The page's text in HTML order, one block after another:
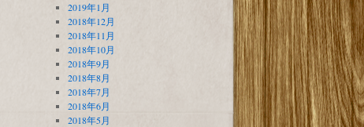
2019年1月
2018年12月
2018年11月
2018年10月
2018年9月
2018年8月
2018年7月
2018年6月
2018年5月